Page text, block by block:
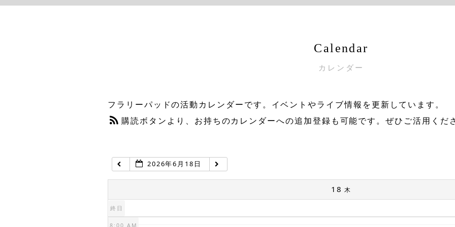
Calendar
カレンダー
フラリーパッドの活動カレンダーです。イベントやライブ情報を更新しています。
購読ボタンより、お持ちのカレンダーへの追加登録も可能です。ぜひご活用くだ
2026年6月18日
18 木
終日
4:00 AM
6:00 AM